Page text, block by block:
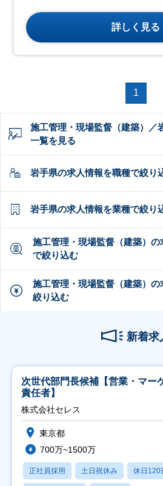
詳しく見る
1
施工管理・現場監督（建築）／
一覧を見る
岩手県の求人情報を職種で絞り
岩手県の求人情報を業種で絞り
施工管理・現場監督（建築）
で絞り込む
施工管理・現場監督（建築）
絞り込む
新着求
次世代部門長候補【営業・マー
責任者】
株式会社セレス
東京都
700万~1500万
正社員採用 土日祝休み 休日120